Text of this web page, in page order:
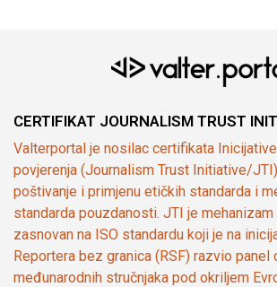
CERTIFIKAT JOURNALISM TRUST
Valterportal je nosilac certifikata
povjerenja (Journalism Trust Initiative/
poštivanje i primjenu etičkih standarda i
standarda pouzdanosti. JTI je
zasnovan na ISO standardu koji je na
Reportera bez granica (RSF) razvio panel
međunarodnih stručnjaka pod okriljem